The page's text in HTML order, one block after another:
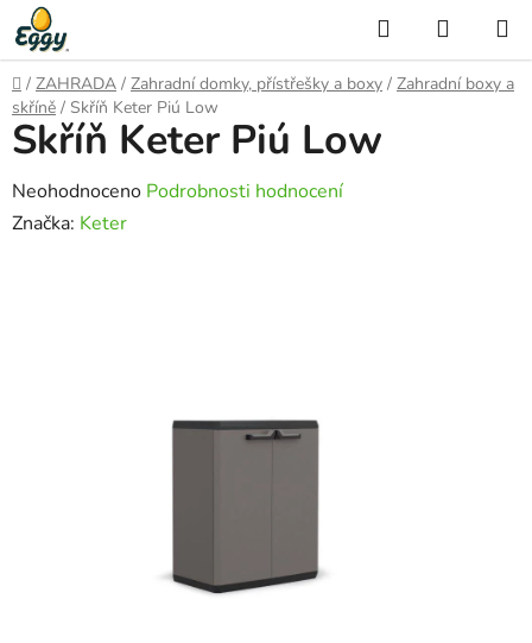
Přejít
na
obsah
Hledat
KOŠÍK
Domů
/ ZAHRADA / Zahradní domky, přístřešky a boxy / Zahradní boxy a
skříně / Skříň Keter Piú Low
Skříň Keter Piú Low
Průměrné
hodnocení
Neohodnoceno Podrobnosti hodnocení
Značka: Keter